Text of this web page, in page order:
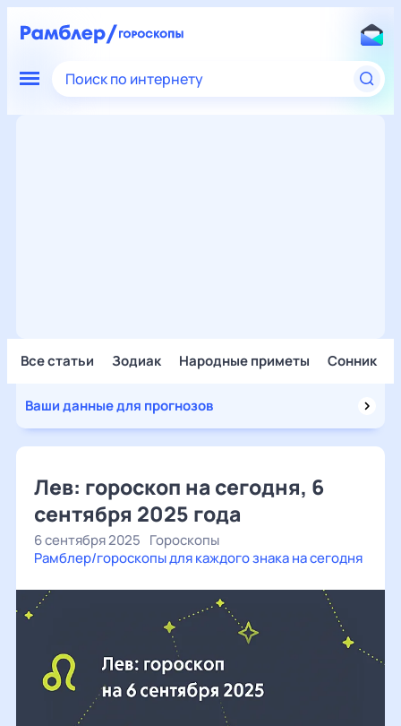
Поиск по интернету
Все статьи Зодиак Народные приметы Сонник
Ваши данные для прогнозов
Лев: гороскоп на сегодня, 6
сентября 2025 года
6 сентября 2025 Гороскопы
Рамблер/гороскопы для каждого знака на сегодня